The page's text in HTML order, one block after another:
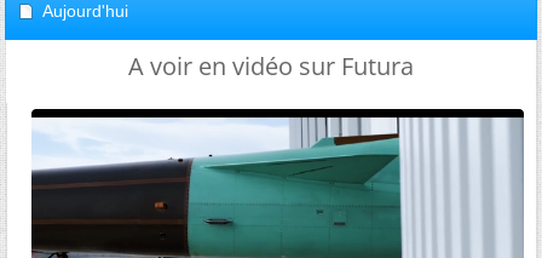
Aujourd'hui
A voir en vidéo sur Futura